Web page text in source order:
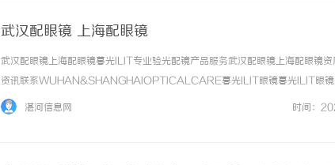
武汉配眼镜 上海配眼镜
武汉配眼镜上海配眼镜暮光ILIT专业验光配镜产品服务武汉配眼镜上海配眼镜
资讯联系WUHAN&SHANGHAIOPTICALCARE暮光ILIT眼镜暮光ILIT眼镜
品牌，现于武汉与上海设有4家门店。以完整验光、正品镜片、透明价格和直
湛河信息网 时间：